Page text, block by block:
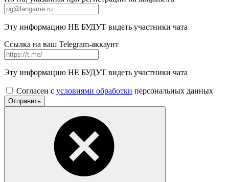
Эту информацию НЕ БУДУТ видеть участники чата
Ссылка на ваш Telegram-аккаунт
Эту информацию НЕ БУДУТ видеть участники чата
Согласен с условиями обработки персональных данных
Отправить